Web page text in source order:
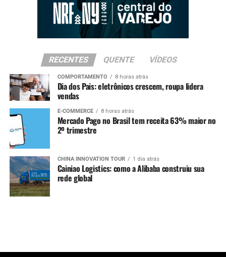
RECENTES QUENTE VÍDEOS
COMPORTAMENTO 8 horas atrás
Dia dos Pais: eletrônicos crescem, roupa lidera
vendas
E-COMMERCE 8 horas atrás
Mercado Pago no Brasil tem receita 63% maior no
2º trimestre
CHINA INNOVATION TOUR 1 dia atrás
Cainiao Logistics: como a Alibaba construiu sua
rede global